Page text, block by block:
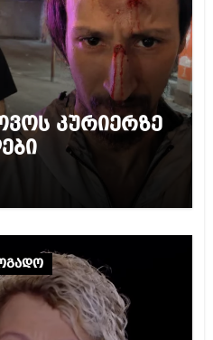
კურიერზე